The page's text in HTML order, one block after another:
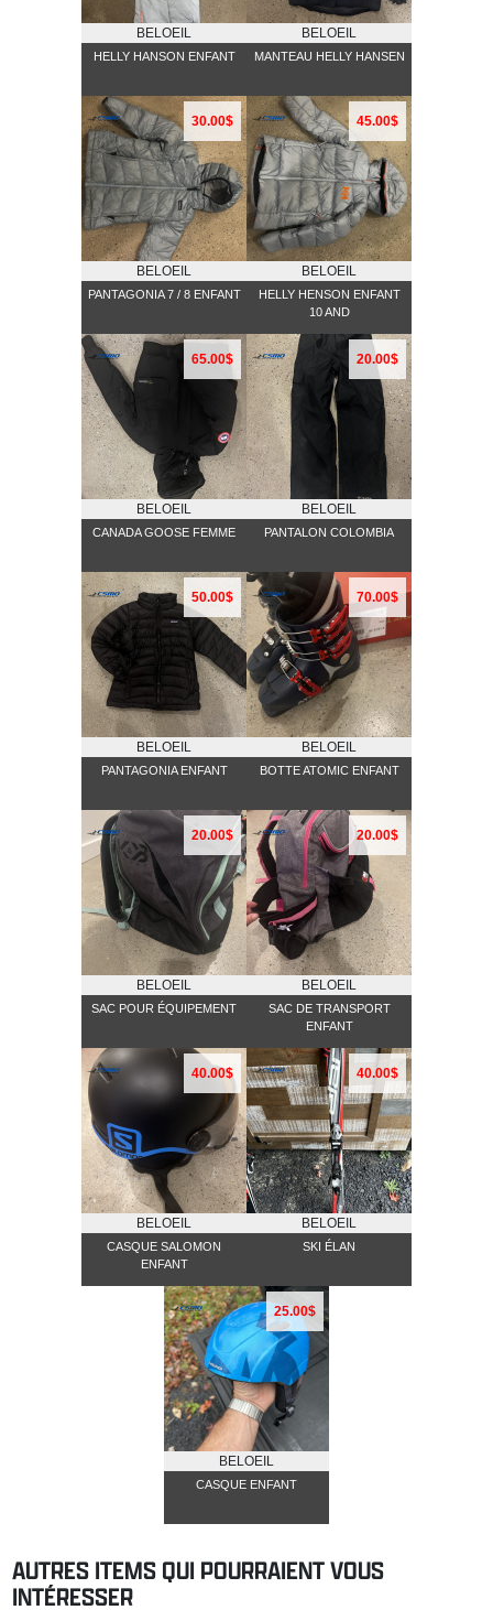
BELOEIL
HELLY HANSON ENFANT
BELOEIL
MANTEAU HELLY HANSEN
30.00$
BELOEIL
PANTAGONIA 7 / 8 ENFANT
45.00$
BELOEIL
HELLY HENSON ENFANT
10 AND
65.00$
BELOEIL
CANADA GOOSE FEMME
20.00$
BELOEIL
PANTALON COLOMBIA
50.00$
BELOEIL
PANTAGONIA ENFANT
70.00$
BELOEIL
BOTTE ATOMIC ENFANT
20.00$
BELOEIL
SAC POUR ÉQUIPEMENT
20.00$
BELOEIL
SAC DE TRANSPORT
ENFANT
40.00$
BELOEIL
CASQUE SALOMON
ENFANT
40.00$
BELOEIL
SKI ÉLAN
25.00$
BELOEIL
CASQUE ENFANT
AUTRES ITEMS QUI POURRAIENT VOUS
INTÉRESSER